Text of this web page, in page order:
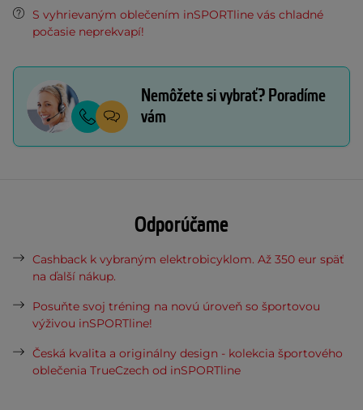
S vyhrievaným oblečením inSPORTline vás chladné
počasie neprekvapí!
Nemôžete si vybrať? Poradíme
vám
Odporúčame
Cashback k vybraným elektrobicyklom. Až 350 eur späť
na ďalší nákup.
Posuňte svoj tréning na novú úroveň so športovou
výživou inSPORTline!
Česká kvalita a originálny design - kolekcia športového
oblečenia TrueCzech od inSPORTline